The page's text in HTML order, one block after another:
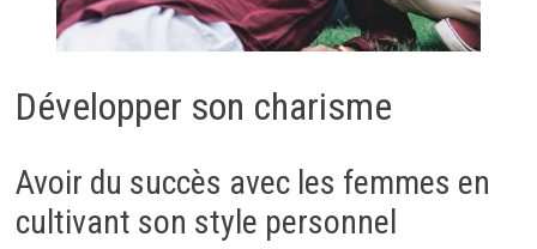
Développer son charisme
Avoir du succès avec les femmes en
cultivant son style personnel